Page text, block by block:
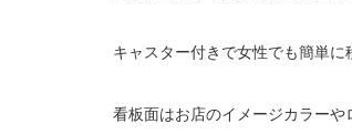
キャスター付きで女性でも簡単に
看板面はお店のイメージカラーや